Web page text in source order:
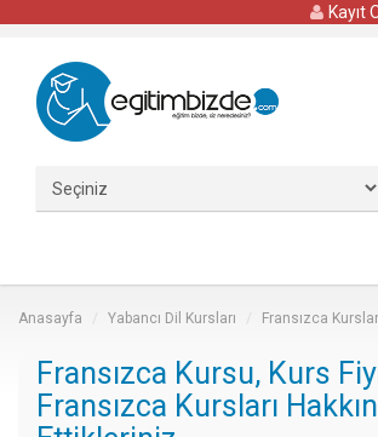
Kayıt
Anasayfa Yabancı Dil Kursları Fransızca
Fransızca Kursu, Kurs
Fransızca Kursları